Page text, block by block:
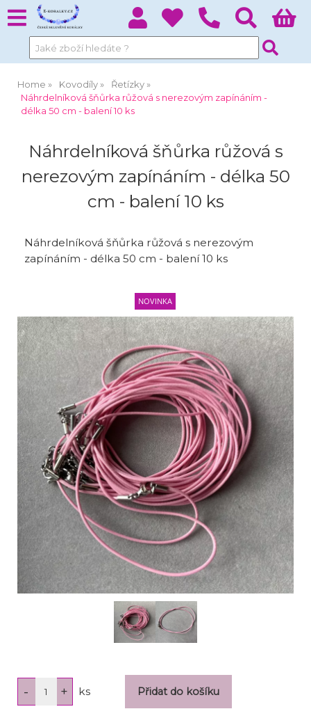
Home Kovodíly
Řetízky
Náhrdelníková šňůrka růžová s nerezovým zapínáním -
délka 50 cm - balení 10 ks
Náhrdelníková šňůrka růžová s
nerezovým zapínáním - délka 50
cm - balení 10 ks
Náhrdelníková šňůrka růžová s nerezovým
zapínáním - délka 50 cm - balení 10 ks
ks